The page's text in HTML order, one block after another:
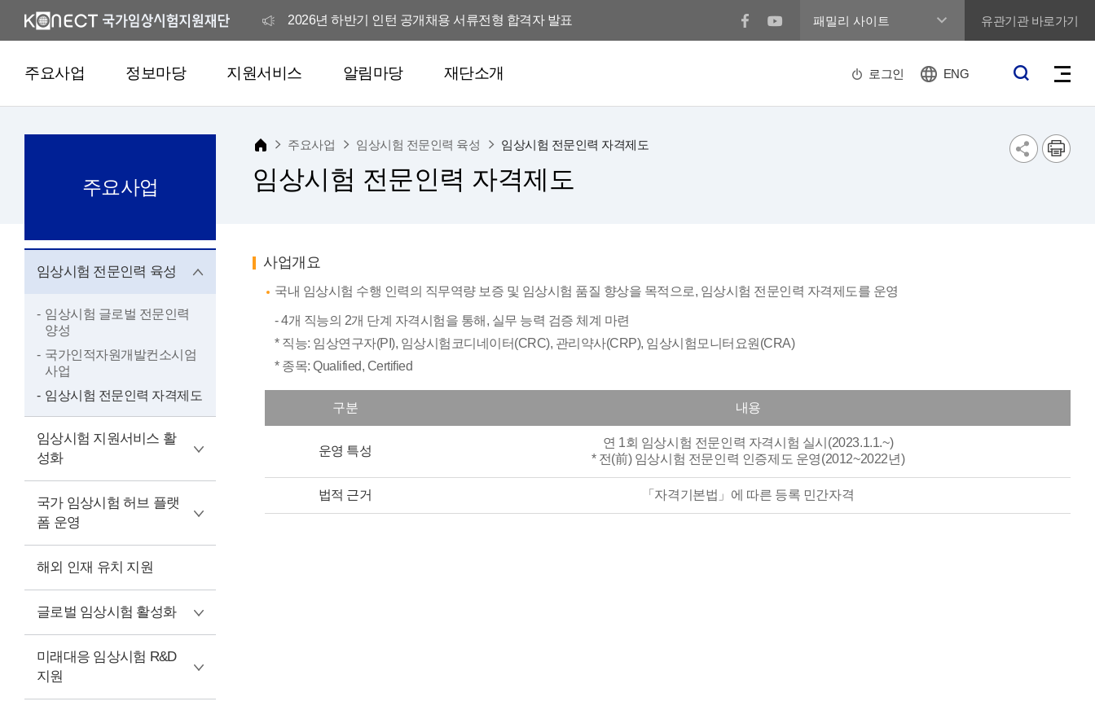
2026년 하반기 인턴 공개채용 서류전형 합격자 발표
국가임상시험지원재단 고문변호사 모집 공고
2026년 해외 인재유치 지원 사업 전담인력 채용
유관기관 바로가기
주요사업 정보마당 지원서비스 알림마당 재단소개 로그인 ENG
주요사업
임상시험 전문인력 육성
임상시험 글로벌 전문인력
양성
국가인적자원개발컨소시엄
사업
임상시험 전문인력 자격제도
임상시험 지원서비스 활
성화
국가 임상시험 허브 플랫
폼 운영
해외 인재 유치 지원
글로벌 임상시험 활성화
미래대응 임상시험 R&D
지원
주요사업 임상시험 전문인력 육성 임상시험 전문인력 자격제도
임상시험 전문인력 자격제도
사업개요
국내 임상시험 수행 인력의 직무역량 보증 및 임상시험 품질 향상을 목적으로, 임상시험 전문인력 자격제도를 운영
- 4개 직능의 2개 단계 자격시험을 통해, 실무 능력 검증 체계 마련
* 직능: 임상연구자(PI), 임상시험코디네이터(CRC), 관리약사(CRP), 임상시험모니터요원(CRA)
* 종목: Qualified, Certified
구분 내용
운영 특성
연 1회 임상시험 전문인력 자격시험 실시(2023.1.1.~)
* 전(前) 임상시험 전문인력 인증제도 운영(2012~2022년)
법적 근거 「자격기본법」에 따른 등록 민간자격